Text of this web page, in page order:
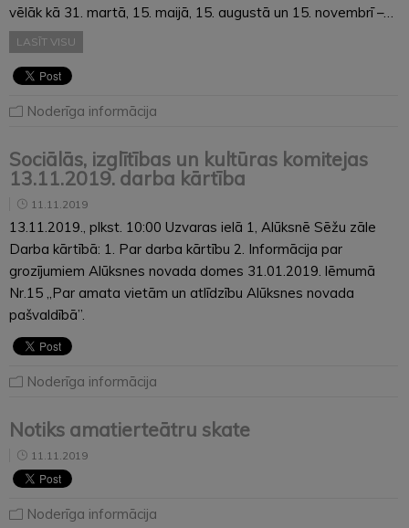
vēlāk kā 31. martā, 15. maijā, 15. augustā un 15. novembrī –…
LASĪT VISU
Noderīga informācija
Sociālās, izglītības un kultūras komitejas
13.11.2019. darba kārtība
11.11.2019
13.11.2019., plkst. 10:00 Uzvaras ielā 1, Alūksnē Sēžu zāle
Darba kārtībā: 1. Par darba kārtību 2. Informācija par
grozījumiem Alūksnes novada domes 31.01.2019. lēmumā
Nr.15 „Par amata vietām un atlīdzību Alūksnes novada
pašvaldībā”.
Noderīga informācija
Notiks amatierteātru skate
11.11.2019
Noderīga informācija